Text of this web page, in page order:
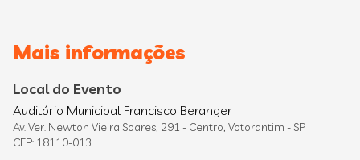
Mais informações
Local do Evento
Auditório Municipal Francisco Beranger
Av. Ver. Newton Vieira Soares, 291 - Centro, Votorantim - SP
CEP: 18110-013